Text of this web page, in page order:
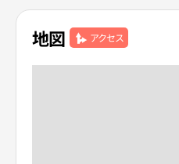
地図 アクセス